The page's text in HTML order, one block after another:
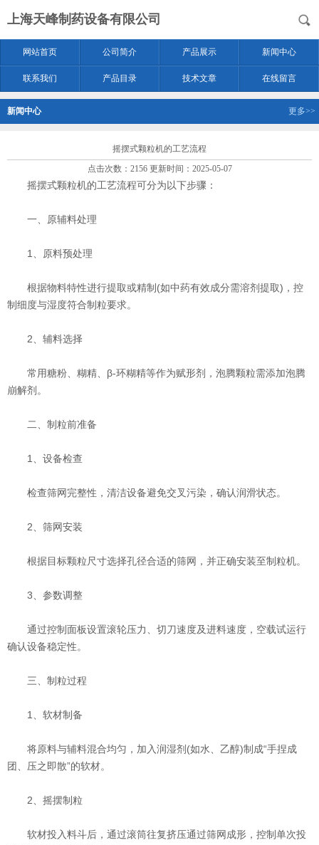
上海天峰制药设备有限公司
网站首页 公司简介 产品展示 新闻中心
联系我们 产品目录 技术文章 在线留言
新闻中心 更多>>
摇摆式颗粒机的工艺流程
点击次数：2156 更新时间：2025-05-07
摇摆式颗粒机的工艺流程可分为以下步骤：
一、原辅料处理
‌1、原料预处理‌
根据物料特性进行提取或精制(如中药有效成分需溶剂提取)，控
制细度与湿度符合制粒要求。
‌2、辅料选择‌
常用糖粉、糊精、β-环糊精等作为赋形剂，泡腾颗粒需添加泡腾
崩解剂。
二、制粒前准备
‌1、设备检查‌
检查筛网完整性，清洁设备避免交叉污染，确认润滑状态。
‌2、筛网安装‌
根据目标颗粒尺寸选择孔径合适的筛网，并正确安装至制粒机。
‌3、参数调整‌
通过控制面板设置滚轮压力、切刀速度及进料速度，空载试运行
确认设备稳定性。
三、制粒过程
‌1、软材制备‌
将原料与辅料混合均匀，加入润湿剂(如水、乙醇)制成“手捏成
团、压之即散”的软材。
‌2、摇摆制粒‌
软材投入料斗后，通过滚筒往复挤压通过筛网成形，控制单次投